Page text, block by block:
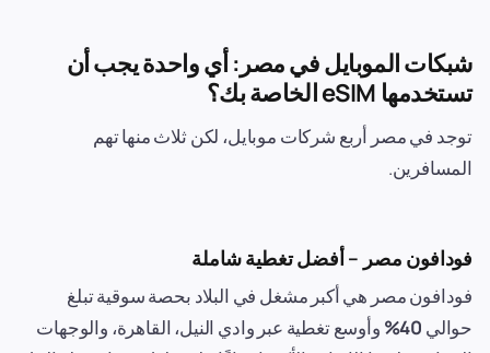
شبكات الموبايل في مصر: أي واحدة يجب أن
تستخدمها eSIM الخاصة بك؟
توجد في مصر أربع شركات موبايل، لكن ثلاث منها تهم
المسافرين.
فودافون مصر – أفضل تغطية شاملة
فودافون مصر هي أكبر مشغل في البلاد بحصة سوقية تبلغ
حوالي 40%
وأوسع تغطية عبر وادي النيل، القاهرة، والوجهات